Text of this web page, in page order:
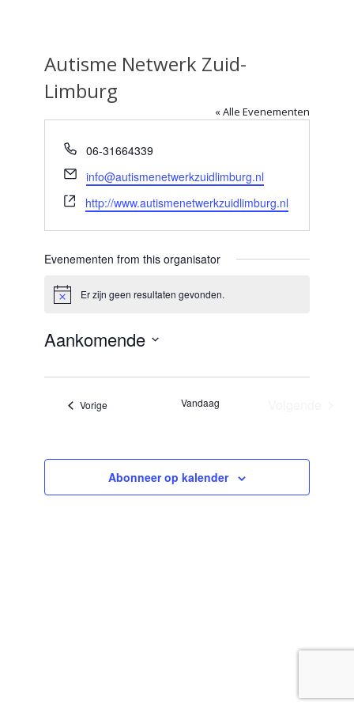
Autisme Netwerk Zuid-
Limburg
« Alle Evenementen
Telefoon
06-31664339
E-
mail
info@autismenetwerkzuidlimburg.nl
Website
http://www.autismenetwerkzuidlimburg.nl
Evenementen from this organisator
BerichtEr zijn geen resultaten gevonden.
Aankomende
een
Vorige Vandaag
Abonneer op kalender